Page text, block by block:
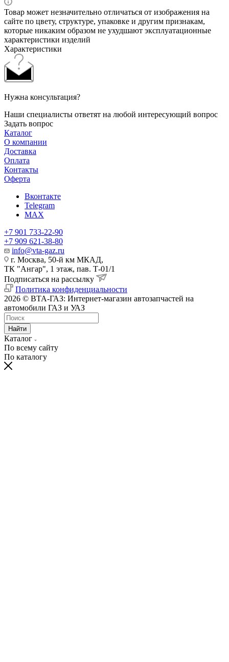
Товар может незначительно отличаться от изображения на
сайте по цвету, структуре, упаковке и другим признакам,
которые никаким образом не ухудшают эксплуатационные
характеристики изделий
Характеристики
Нужна консультация?
Наши специалисты ответят на любой интересующий вопрос
Задать вопрос
Каталог
О компании
Доставка
Оплата
Контакты
Оферта
Вконтакте
Telegram
MAX
+7 901 733-22-90
+7 909 621-38-80
info@vta-gaz.ru
г. Москва, 50-й км МКАД,
ТК "Ангар", 1 этаж, пав. Т-01/1
Подписаться на рассылку
Политика конфиденциальности
2026 © ВТА-ГАЗ: Интернет-магазин автозапчастей на
автомобили ГАЗ и УАЗ
Найти
Каталог
По всему сайту
По каталогу